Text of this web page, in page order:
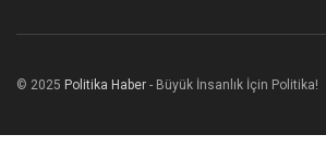
© 2025 Politika Haber - Büyük İnsanlık İçin Politika!